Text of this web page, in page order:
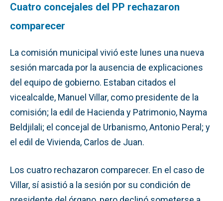
Cuatro concejales del PP rechazaron
comparecer
La comisión municipal vivió este lunes una nueva
sesión marcada por la ausencia de explicaciones
del equipo de gobierno. Estaban citados el
vicealcalde, Manuel Villar, como presidente de la
comisión; la edil de Hacienda y Patrimonio, Nayma
Beldjilali; el concejal de Urbanismo, Antonio Peral; y
el edil de Vivienda, Carlos de Juan.
Los cuatro rechazaron comparecer. En el caso de
Villar, sí asistió a la sesión por su condición de